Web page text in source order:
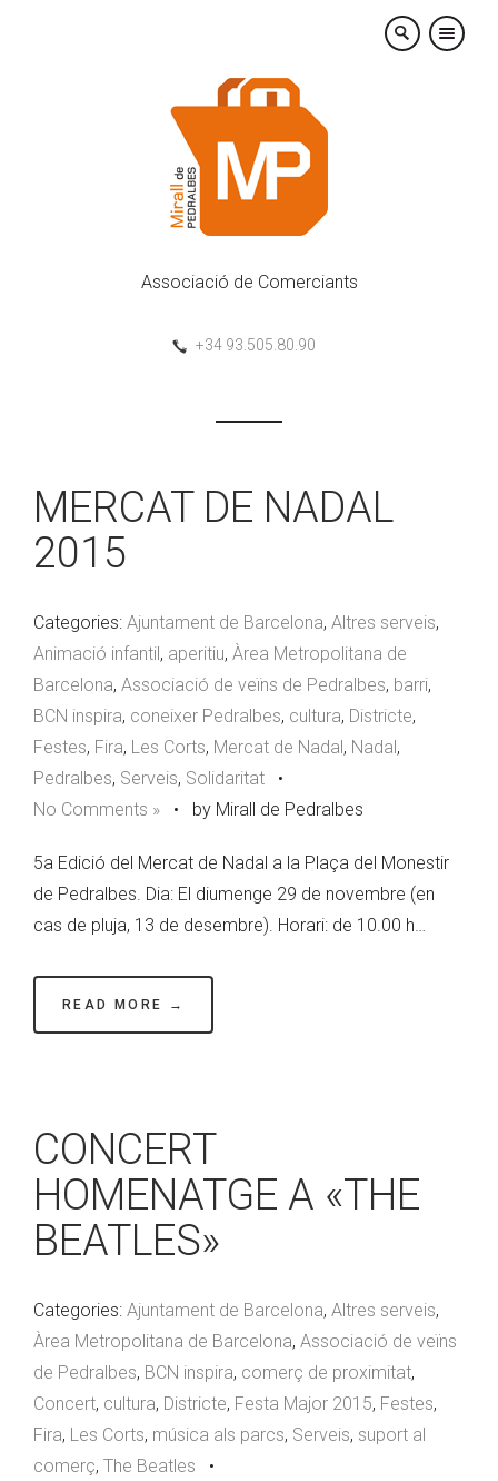
×
Associació de Comerciants
+34 93.505.80.90
MERCAT DE NADAL
2015
Categories: Ajuntament de Barcelona, Altres serveis,
Animació infantil, aperitiu, Àrea Metropolitana de
Barcelona, Associació de veïns de Pedralbes, barri,
BCN inspira, coneixer Pedralbes, cultura, Districte,
Festes, Fira, Les Corts, Mercat de Nadal, Nadal,
Pedralbes, Serveis, Solidaritat •
No Comments » • by Mirall de Pedralbes
5a Edició del Mercat de Nadal a la Plaça del Monestir
de Pedralbes. Dia: El diumenge 29 de novembre (en
cas de pluja, 13 de desembre). Horari: de 10.00 h…
READ MORE →
CONCERT
HOMENATGE A «THE
BEATLES»
Categories: Ajuntament de Barcelona, Altres serveis,
Àrea Metropolitana de Barcelona, Associació de veïns
de Pedralbes, BCN inspira, comerç de proximitat,
Concert, cultura, Districte, Festa Major 2015, Festes,
Fira, Les Corts, música als parcs, Serveis, suport al
comerç, The Beatles •